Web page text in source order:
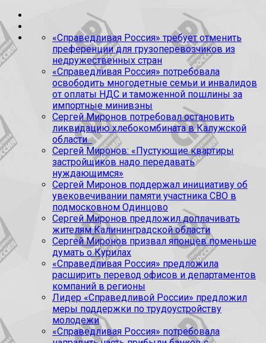
«Справедливая Россия» требует отменить
преференции для грузоперевозчиков из
недружественных стран
«Справедливая Россия» потребовала
освободить многодетные семьи и инвалидов
от оплаты НДС и таможенной пошлины за
импортные минивэны
Сергей Миронов потребовал остановить
ликвидацию хлебокомбината в Калужской
области
Сергей Миронов: «Пустующие квартиры
застройщиков надо передавать
нуждающимся»
Сергей Миронов поддержал инициативу об
увековечивании памяти участника СВО в
подмосковном Одинцово
Сергей Миронов предложил доплачивать
жителям Калининградской области
Сергей Миронов призвал японцев поменьше
думать о Курилах
«Справедливая Россия» предложила
расширить перевод офисов и департаментов
компаний в регионы
Лидер «Справедливой России» предложил
меры поддержки по трудоустройству
молодежи
«Справедливая Россия» потребовала